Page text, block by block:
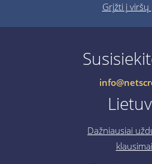
Grįžti į viršų
Dažniausiai
klausimai